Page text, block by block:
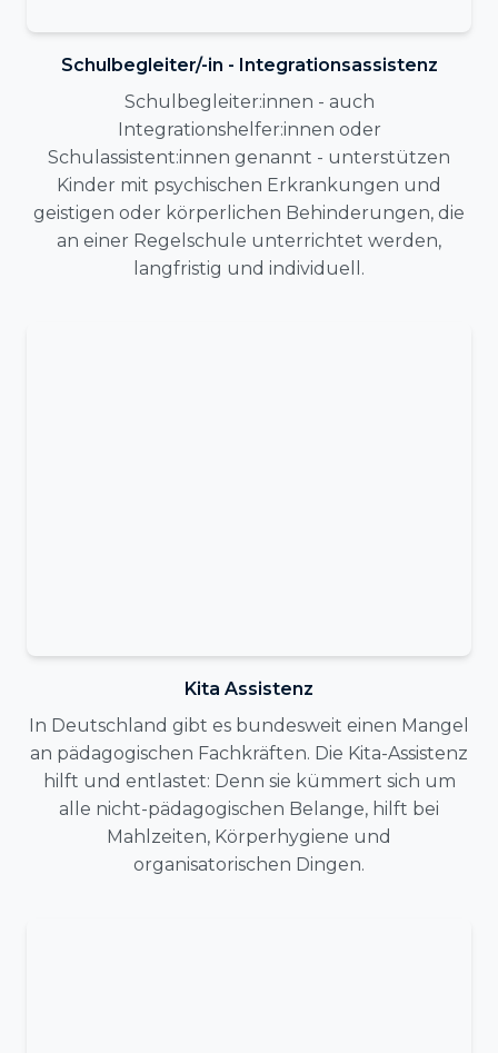
Schulbegleiter/-in - Integrationsassistenz
Schulbegleiter:innen - auch
Integrationshelfer:innen oder
Schulassistent:innen genannt - unterstützen
Kinder mit psychischen Erkrankungen und
geistigen oder körperlichen Behinderungen, die
an einer Regelschule unterrichtet werden,
langfristig und individuell.
Kita Assistenz
In Deutschland gibt es bundesweit einen Mangel
an pädagogischen Fachkräften. Die Kita-Assistenz
hilft und entlastet: Denn sie kümmert sich um
alle nicht-pädagogischen Belange, hilft bei
Mahlzeiten, Körperhygiene und
organisatorischen Dingen.